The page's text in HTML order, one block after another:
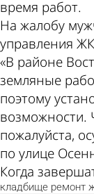
время работ.
На жалобу
управления
«В районе
земляные
поэтому
возможности.
пожалуйста,
по улице
Когда
кладбище ремонт